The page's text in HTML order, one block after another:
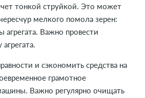
тонкой струйкой. Это может
мелкого помола зерен:
агрегата. Важно провести
и сэкономить средства на
грамотное
Важно регулярно очищать